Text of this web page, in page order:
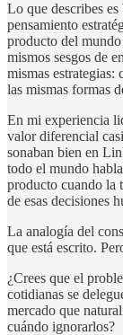
Lo que describes
pensamiento
producto del
mismos sesgos de
mismas estrategias:
las mismas formas
En mi experiencia
valor diferencial
sonaban bien en
todo el mundo
producto cuando la
de esas decisiones
La analogía del
que está escrito.
¿Crees que el
cotidianas se
mercado que
cuándo ignorarlos?